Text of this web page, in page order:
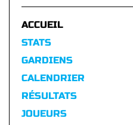
ACCUEIL
STATS
GARDIENS
CALENDRIER
RÉSULTATS
JOUEURS